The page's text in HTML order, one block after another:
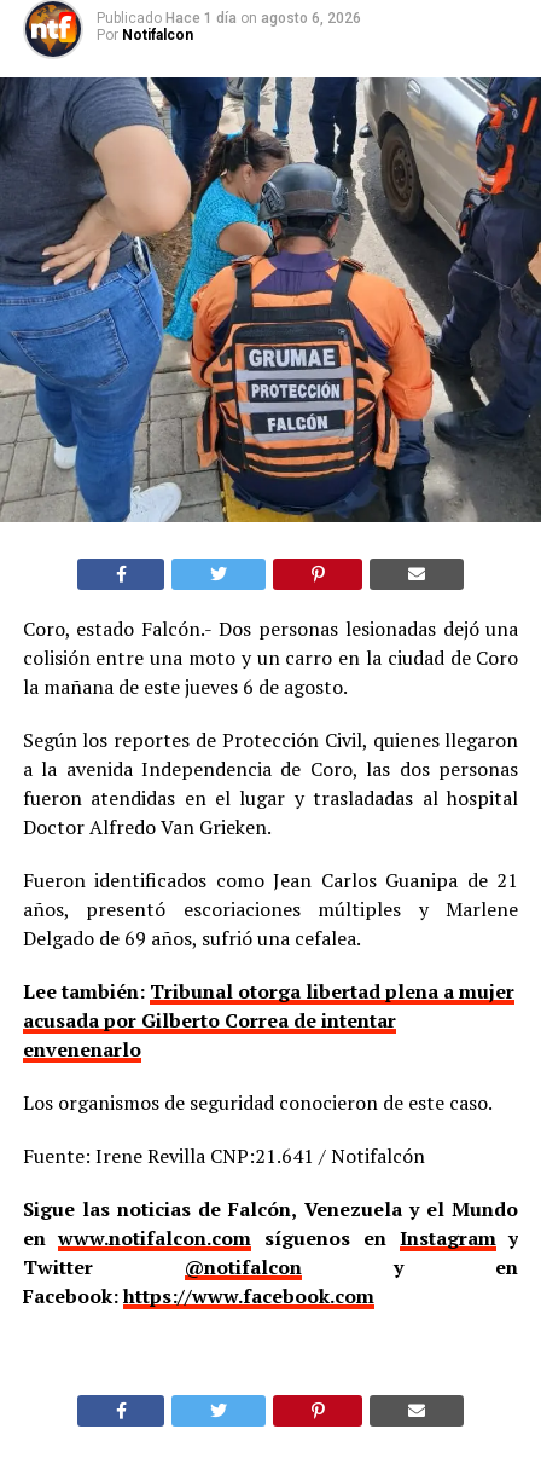
Publicado Hace 1 día on agosto 6, 2026
Por Notifalcon
Coro, estado Falcón.- Dos personas lesionadas dejó una
colisión entre una moto y un carro en la ciudad de Coro
la mañana de este jueves 6 de agosto.
Según los reportes de Protección Civil, quienes llegaron
a la avenida Independencia de Coro, las dos personas
fueron atendidas en el lugar y trasladadas al hospital
Doctor Alfredo Van Grieken.
Fueron identificados como Jean Carlos Guanipa de 21
años, presentó escoriaciones múltiples y Marlene
Delgado de 69 años, sufrió una cefalea.
Lee también: Tribunal otorga libertad plena a mujer
acusada por Gilberto Correa de intentar
envenenarlo
Los organismos de seguridad conocieron de este caso.
Fuente: Irene Revilla CNP:21.641 / Notifalcón
Sigue las noticias de Falcón, Venezuela y el Mundo
enwww.notifalcon.com síguenos en Instagramy
Twitter @notifalcony en
Facebook:https://www.facebook.com